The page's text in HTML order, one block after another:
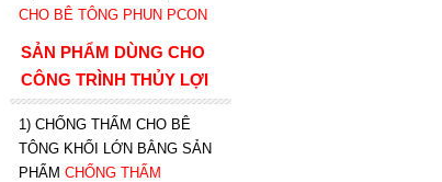
CHO BÊ TÔNG PHUN PCON
SẢN PHẨM DÙNG CHO
CÔNG TRÌNH THỦY LỢI
1) CHỐNG THẤM CHO BÊ
TÔNG KHỐI LỚN BẰNG SẢN
PHẨM CHỐNG THẤM